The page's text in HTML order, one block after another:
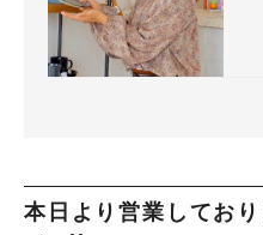
本日より営業してお